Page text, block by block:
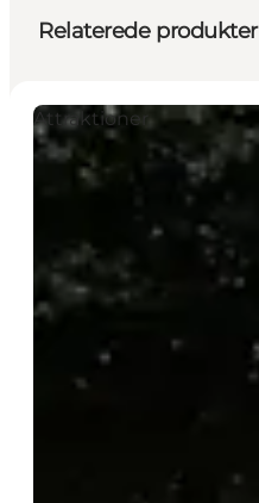
Relaterede produkter
Attraktioner